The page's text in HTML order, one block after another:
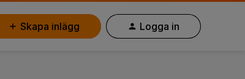
Skapa inlägg Logga in